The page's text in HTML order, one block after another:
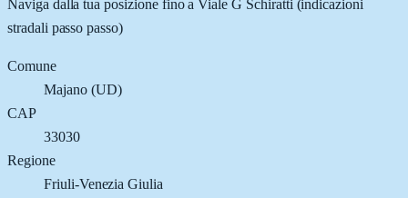
Naviga dalla tua posizione fino aViale G Schiratti (indicazioni
stradali passo passo)
Comune
Majano(UD)
CAP
33030
Regione
Friuli-Venezia Giulia